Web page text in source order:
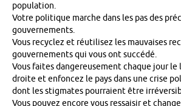
population.
Votre politique marche dans les pas des
gouvernements.
Vous recyclez et réutilisez les mauvaises
gouvernements qui vous ont succédé.
Vous faites dangereusement chaque jour le
droite et enfoncez le pays dans une crise
dont les stigmates pourraient être
Vous pouvez encore vous ressaisir et